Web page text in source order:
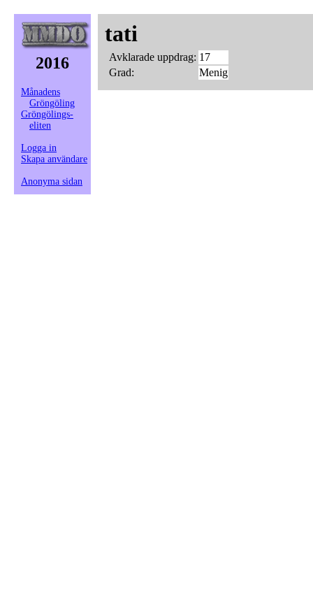
2016
Månadens
Gröngöling
Gröngölings-
eliten
Logga in
Skapa användare
Anonyma sidan
tati
Avklarade uppdrag: 17
Grad:
Menig